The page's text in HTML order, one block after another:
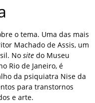
o tema. Uma das mais
Machado de Assis, um
No site do Museu
Rio de Janeiro, é
da psiquiatra Nise da
para transtornos
e arte.